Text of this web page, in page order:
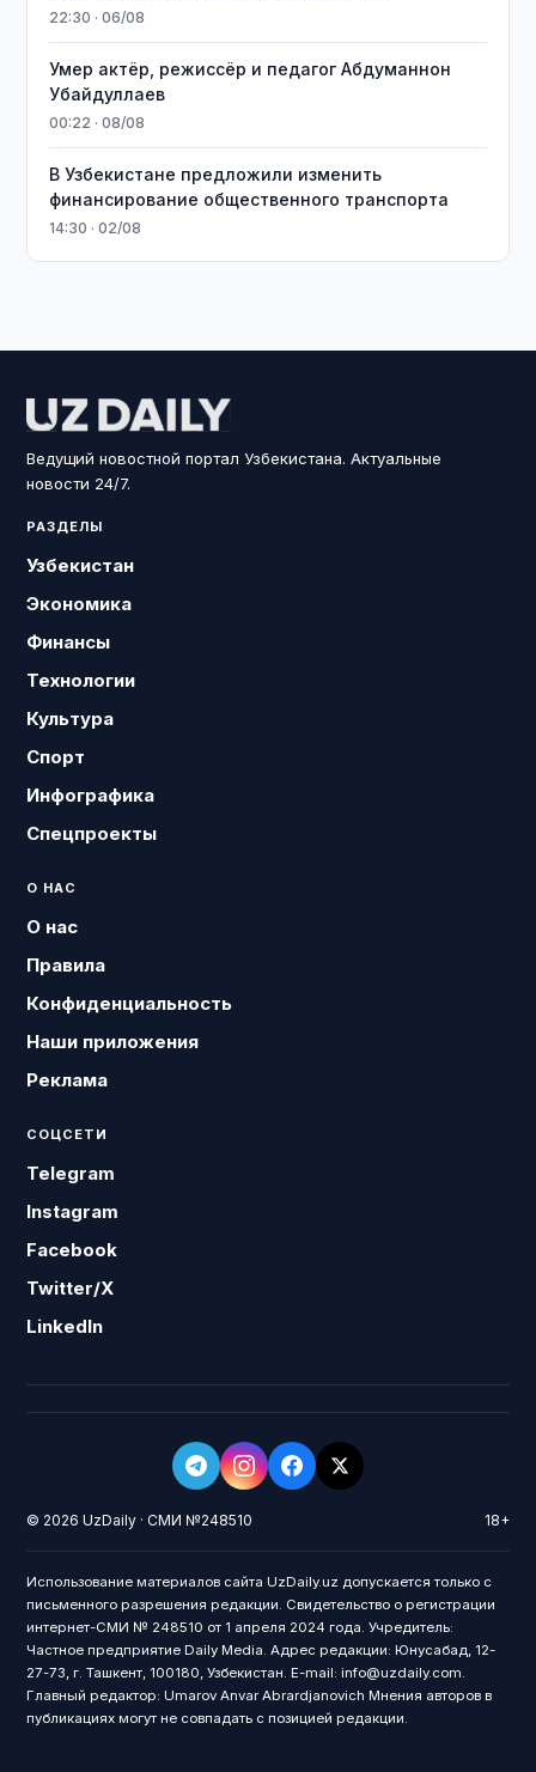
22:30 · 06/08
Умер актёр, режиссёр и педагог Абдуманнон
Убайдуллаев
00:22 · 08/08
В Узбекистане предложили изменить
финансирование общественного транспорта
14:30 · 02/08
Ведущий новостной портал Узбекистана. Актуальные
новости 24/7.
РАЗДЕЛЫ
Узбекистан
Экономика
Финансы
Технологии
Культура
Спорт
Инфографика
Спецпроекты
О НАС
О нас
Правила
Конфиденциальность
Наши приложения
Реклама
СОЦСЕТИ
Telegram
Instagram
Facebook
Twitter/X
LinkedIn
© 2026 UzDaily · СМИ №248510 18+
Использование материалов сайта UzDaily.uz допускается только с
письменного разрешения редакции. Свидетельство о регистрации
интернет-СМИ № 248510 от 1 апреля 2024 года. Учредитель:
Частное предприятие Daily Media. Адрес редакции: Юнусабад, 12-
27-73, г. Ташкент, 100180, Узбекистан. E-mail: info@uzdaily.com.
Главный редактор: Umarov Anvar Abrardjanovich Мнения авторов в
публикациях могут не совпадать с позицией редакции.